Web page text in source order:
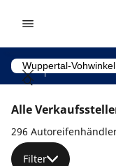
Alle
296
Filter